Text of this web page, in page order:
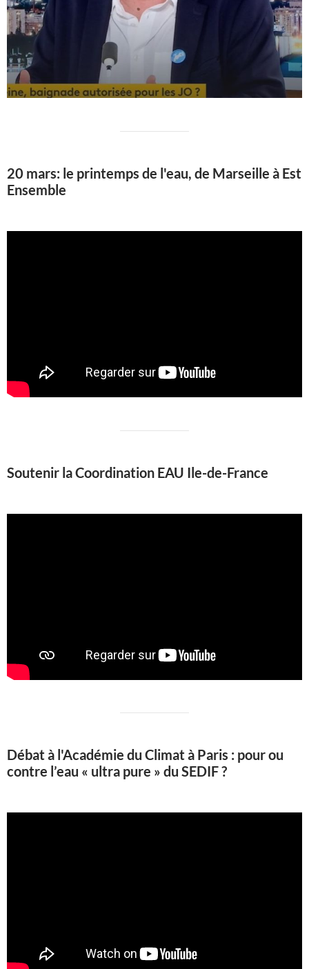
20 mars: le printemps de l'eau, de Marseille à Est
Ensemble
Soutenir la Coordination EAU Ile-de-France
Débat à l'Académie du Climat à Paris : pour ou
contre l’eau « ultra pure » du SEDIF ?